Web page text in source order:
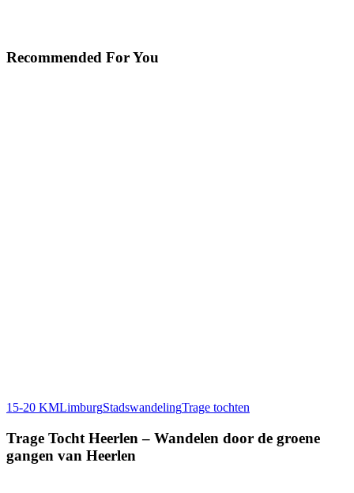
Recommended For You
15-20 KMLimburgStadswandelingTrage tochten
Trage Tocht Heerlen – Wandelen door de groene
gangen van Heerlen